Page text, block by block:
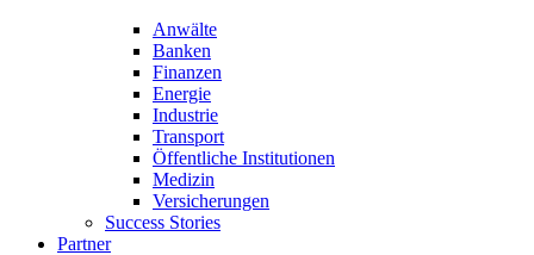
Anwälte
Banken
Finanzen
Energie
Industrie
Transport
Öffentliche Institutionen
Medizin
Versicherungen
Success Stories
Partner